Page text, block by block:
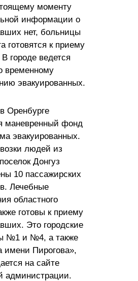
моменту
информации о
нет, больницы
готовятся к приему
городе ведется
временному
эвакуированных.
Оренбурге
маневренный фонд
эвакуированных.
людей из
Донгуз
10 пассажирских
Лечебные
областного
готовы к приему
Это городские
№1 и №4, а также
имени Пирогова»,
на сайте
администрации.